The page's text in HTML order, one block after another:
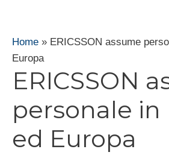
Home » ERICSSON assume
Europa
ERICSSON
personale in
ed Europa